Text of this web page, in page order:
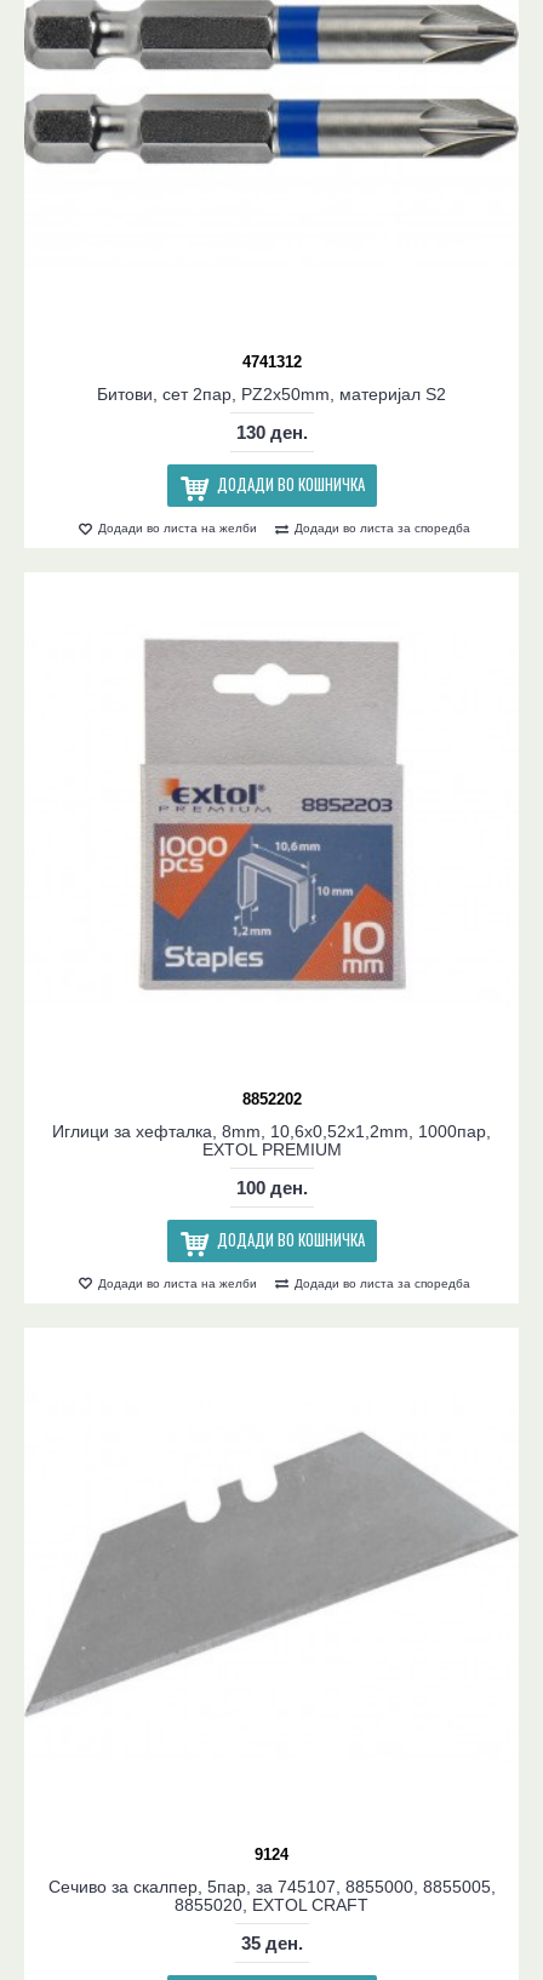
4741312
Битови, сет 2пар, PZ2x50mm, материјал S2
130 ден.
ДОДАДИ ВО КОШНИЧКА
Додади во листа на желби Додади во листа за споредба
8852202
Иглици за хефталка, 8mm, 10,6x0,52x1,2mm, 1000пар,
EXTOL PREMIUM
100 ден.
ДОДАДИ ВО КОШНИЧКА
Додади во листа на желби Додади во листа за споредба
9124
Сечиво за скалпер, 5пар, за 745107, 8855000, 8855005,
8855020, EXTOL CRAFT
35 ден.